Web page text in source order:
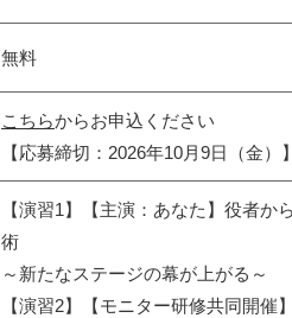
無料
こちらからお申込ください
【応募締切：2026年10月9日（金）
【演習1】【主演：あなた】役者か
術
～新たなステージの幕が上がる～
【演習2】【モニター研修共同開催